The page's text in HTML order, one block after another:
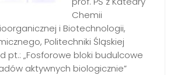
Chemii
i Biotechnologii,
Politechniki Śląskiej
pt.: „Fosforowe bloki budulcowe
aktywnych biologicznie”